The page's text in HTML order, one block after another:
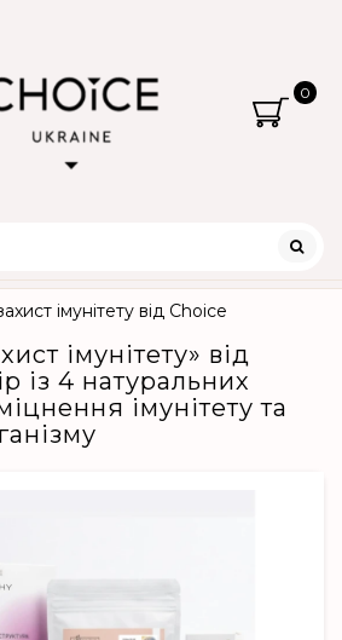
0
імунітету від Choice
імунітету» від
із 4 натуральних
імунітету та